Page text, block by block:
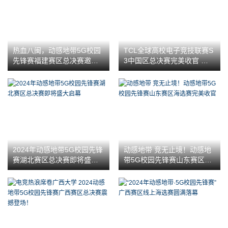
热血八闽，动感地带5G校园
先锋赛福建赛区总决赛邀你
共赴电竞盛宴
TCL全球高校电子竞技联赛S
3中国区总决赛完美收官 热血
传奇永不熄
2024年动感地带5G校园先锋
赛湖北赛区总决赛即将盛大
启幕
动感地带 竞无止境！动感地
带5G校园先锋赛山东赛区海
选赛完美收官